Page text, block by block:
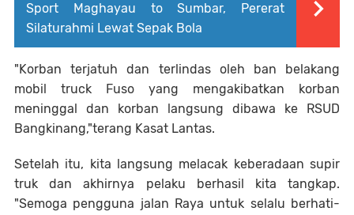
Sport Maghayau to Sumbar, Pererat
Silaturahmi Lewat Sepak Bola
"Korban terjatuh dan terlindas oleh ban belakang
mobil truck Fuso yang mengakibatkan korban
meninggal dan korban langsung dibawa ke RSUD
Bangkinang,"terang Kasat Lantas.
Setelah itu, kita langsung melacak keberadaan supir
truk dan akhirnya pelaku berhasil kita tangkap.
"Semoga pengguna jalan Raya untuk selalu berhati-